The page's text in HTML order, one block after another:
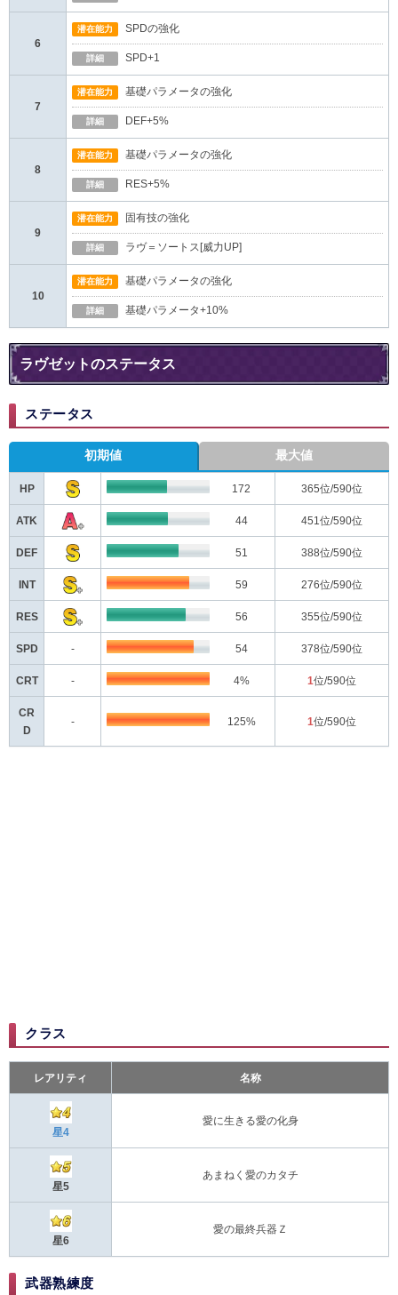
6
潜在能力 SPDの強化
詳細 SPD+1
7
潜在能力 基礎パラメータの強化
詳細 DEF+5%
8
潜在能力 基礎パラメータの強化
詳細 RES+5%
9
潜在能力 固有技の強化
詳細 ラヴ＝ソートス[威力UP]
10
潜在能力 基礎パラメータの強化
詳細 基礎パラメータ+10%
ラヴゼットのステータス
ステータス
初期値 最大値
HP 172 365位/590位
ATK 44 451 位/590位
DEF 51 388位/590位
INT 59 276位/590位
RES 56 355位/590位
SPD - 54 378位/590位
CRT - 4% 1位/590位
CR
D
- 125% 1位/590位
クラス
レアリティ 名称
星4
愛に生きる愛の化身
星5
あまねく愛のカタチ
星6
愛の最終兵器Ｚ
武器熟練度